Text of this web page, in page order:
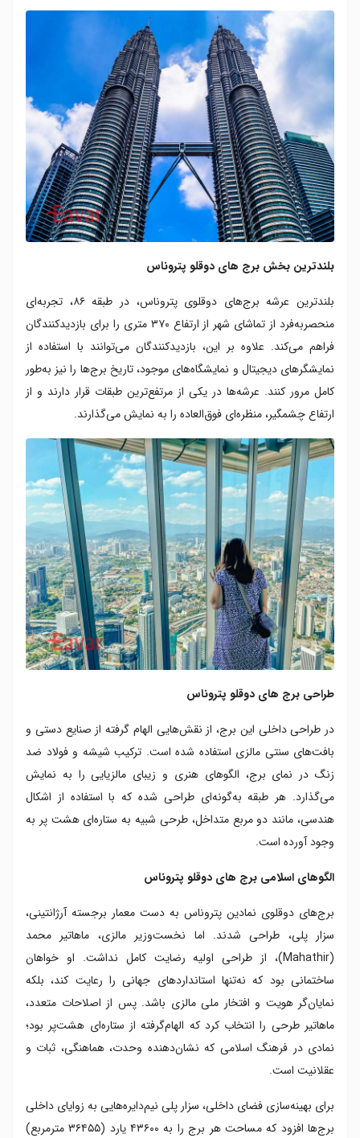
بلندترین بخش برج های دوقلو پتروناس
بلندترین عرشه برج‌های دوقلوی پتروناس، در طبقه ۸۶، تجربه‌ای
منحصر‌به‌فرد از تماشای شهر از ارتفاع ۳۷۰ متری را برای بازدیدکنندگان
فراهم می‌کند. علاوه بر این، بازدیدکنندگان می‌توانند با استفاده از
نمایشگرهای دیجیتال و نمایشگاه‌های موجود، تاریخ برج‌ها را نیز به‌طور
کامل مرور کنند. عرشه‌ها در یکی از مرتفع‌ترین طبقات قرار دارند و از
ارتفاع چشمگیر، منظره‌ای فوق‌العاده را به نمایش می‌گذارند.
طراحی برج های دوقلو پتروناس
در طراحی داخلی این برج، از نقش‌هایی الهام گرفته از صنایع دستی و
بافت‌های سنتی مالزی استفاده شده است. ترکیب شیشه و فولاد ضد
زنگ در نمای برج، الگوهای هنری و زیبای مالزیایی را به نمایش
می‌گذارد. هر طبقه به‌گونه‌ای طراحی شده که با استفاده از اشکال
هندسی، مانند دو مربع متداخل، طرحی شبیه به ستاره‌ای هشت پر به
وجود آورده است.
الگوهای اسلامی برج های دوقلو پتروناس
برج‌های دوقلوی نمادین پتروناس به دست معمار برجسته آرژانتینی،
سزار پلی، طراحی شدند. اما نخست‌وزیر مالزی، ماهاتیر محمد
(Mahathir)، از طراحی اولیه رضایت کامل نداشت. او خواهان
ساختمانی بود که نه‌تنها استانداردهای جهانی را رعایت کند، بلکه
نمایان‌گر هویت و افتخار ملی مالزی باشد. پس از اصلاحات متعدد،
ماهاتیر طرحی را انتخاب کرد که الهام‌گرفته از ستاره‌ای هشت‌پر بود؛
نمادی در فرهنگ اسلامی که نشان‌دهنده وحدت، هماهنگی، ثبات و
عقلانیت است.
برای بهینه‌سازی فضای داخلی، سزار پلی نیم‌دایره‌هایی به زوایای داخلی
برج‌ها افزود که مساحت هر برج را به ۴۳۶۰۰ یارد (۳۶۴۵۵ مترمربع)